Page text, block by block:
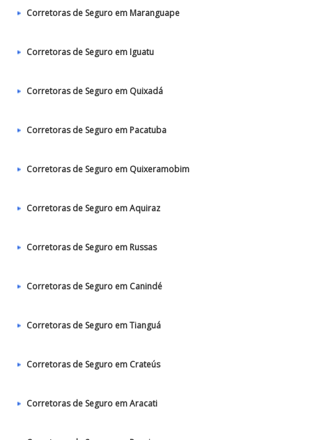
Corretoras de Seguro em Maranguape
Corretoras de Seguro em Iguatu
Corretoras de Seguro em Quixadá
Corretoras de Seguro em Pacatuba
Corretoras de Seguro em Quixeramobim
Corretoras de Seguro em Aquiraz
Corretoras de Seguro em Russas
Corretoras de Seguro em Canindé
Corretoras de Seguro em Tianguá
Corretoras de Seguro em Crateús
Corretoras de Seguro em Aracati